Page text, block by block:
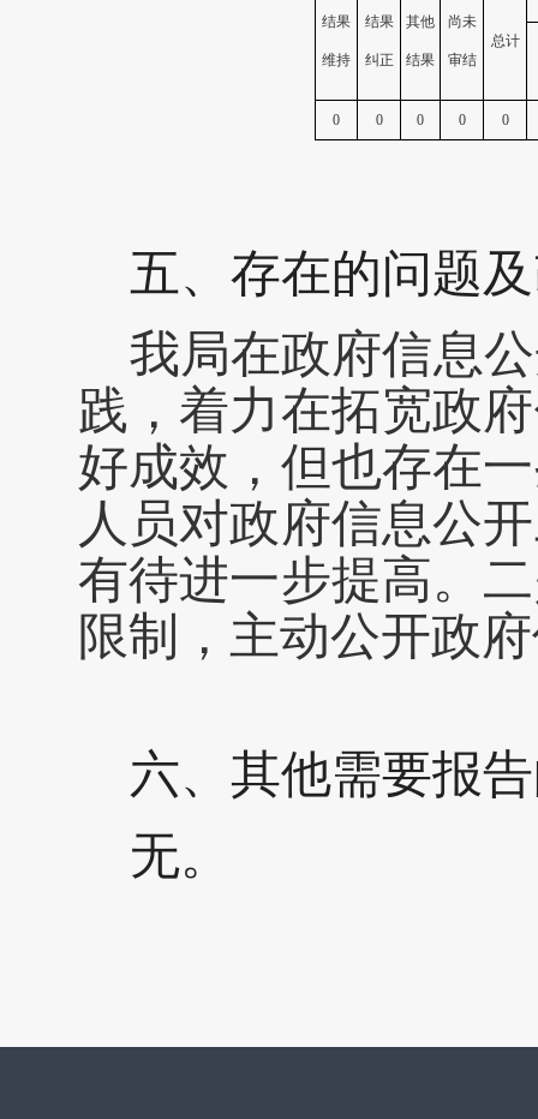
结果
维持
结果
纠正
其他
结果
尚未
审结
总计
0 0 0 0 0
五、 存在的问题
我局在政府信息
践，着力在拓宽政
好成效，但也存在
人员对政府信息公
有待进一步提高。
限制，主动公开政
六、 其他需要报
无。